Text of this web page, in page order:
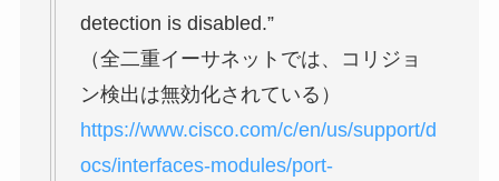
detection is disabled.”
（全二重イーサネットでは、コリジョ
ン検出は無効化されている）
https://www.cisco.com/c/en/us/support/d
ocs/interfaces-modules/port-